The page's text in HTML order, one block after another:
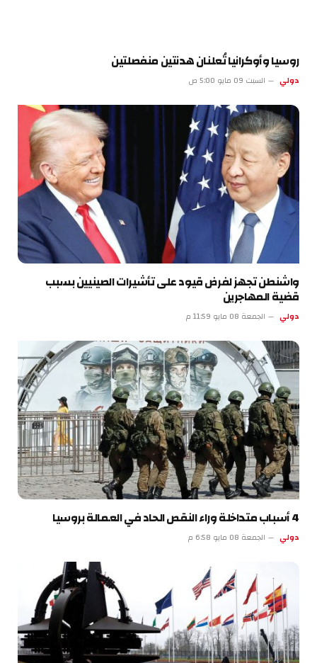
روسيا وأوكرانيا تُعلنان هدنتين منفصلتين
دولي السبت 09 مايو 5:00 ص
واشنطن تجهز لفرض قيود على تأشيرات الصينيين بسبب
قضية المهاجرين
دولي الجمعة 08 مايو 11:59 م
4 أسباب متداخلة وراء النقص الحاد في العمالة بروسيا
دولي الجمعة 08 مايو 6:58 م